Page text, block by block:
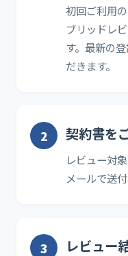
初回ご利用
ブリッドレ
す。最新の
だきます。
契約書を
レビュー対
メールで送
レビュー